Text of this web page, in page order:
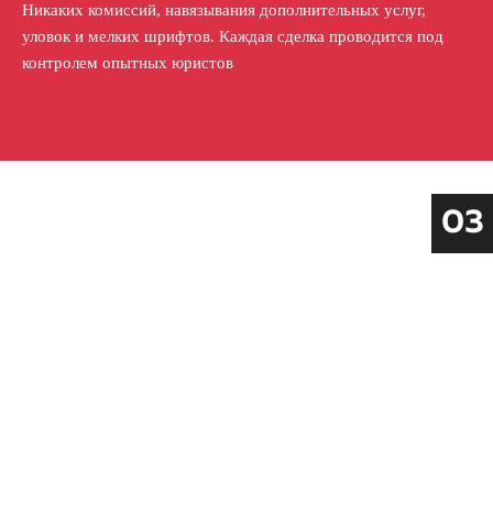
Никаких комиссий, навязывания дополнительных услуг,
уловок и мелких шрифтов. Каждая сделка проводится под
контролем опытных юристов
03